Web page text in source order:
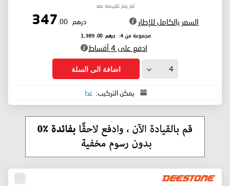
لم يتم تقييمه بعد
السعر بالكامل للإطار درهم 347
.00
مجموعة من 4: درهم 1,389
.00
ادفع على 4 أقساط
اضافة الى السلة
يمكن التركيب: غدا